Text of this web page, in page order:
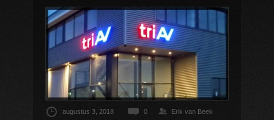
augustus 3, 2018 0 Erik van Beek